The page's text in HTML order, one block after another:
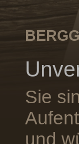
Sie
und